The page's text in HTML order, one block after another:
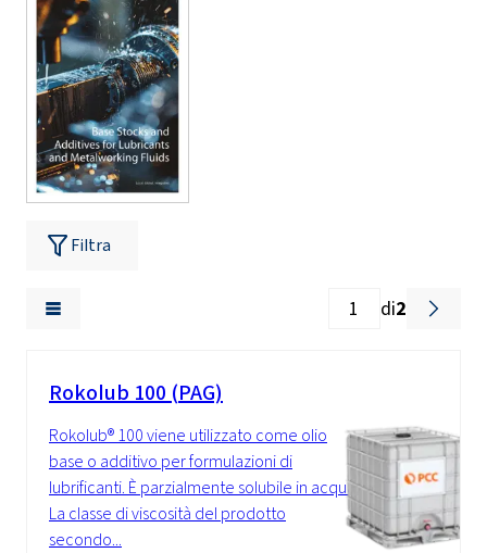
Filtra
di2
Rokolub 100 (PAG)
Rokolub® 100 viene utilizzato come olio
base o additivo per formulazioni di
lubrificanti. È parzialmente solubile in acqua.
La classe di viscosità del prodotto
secondo...